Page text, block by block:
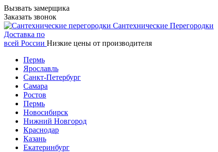
Вызвать замерщика
Заказать звонок
Сантехнические Перегородки
Доставка по
всей России Низкие цены от производителя
Пермь
Ярославль
Санкт-Петербург
Самара
Ростов
Пермь
Новосибирск
Нижний Новгород
Краснодар
Казань
Екатеринбург